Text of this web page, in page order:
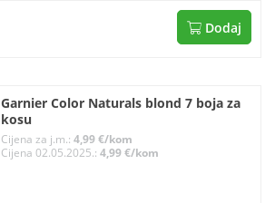
Dodaj
Garnier Color Naturals blond 7 boja za
kosu
Cijena za j.m.: 4,99 €/kom
Cijena 02.05.2025.: 4,99 €/kom